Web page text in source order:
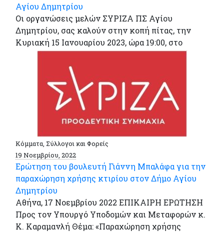
Αγίου Δημητρίου
Οι οργανώσεις μελών ΣΥΡΙΖΑ ΠΣ Αγίου
Δημητρίου, σας καλούν στην κοπή πίτας, την
Κυριακή 15 Ιανουαρίου 2023, ώρα 19:00, στο
Κόμματα, Σύλλογοι και Φορείς
19 Νοεμβρίου, 2022
Ερώτηση του βουλευτή Γιάννη Μπαλάφα για την
παραχώρηση χρήσης κτιρίου στον Δήμο Αγίου
Δημητρίου
Αθήνα, 17 Νοεμβρίου 2022 ΕΠΙΚΑΙΡΗ ΕΡΩΤΗΣΗ
Προς τον Υπουργό Υποδομών και Μεταφορών κ.
Κ. Καραμανλή Θέμα: «Παραχώρηση χρήσης